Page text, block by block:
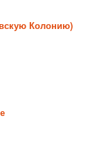
Колонию)